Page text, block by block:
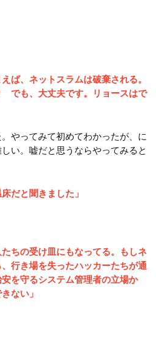
ば、ネットスラムは破棄される。
でも、大丈夫です。リョースはで
やってみて初めてわかったが、に
い。嘘だと思うならやってみると
だと聞きました」
たちの受け皿にもなってる。もしネ
行き場を失ったハッカーたちが通
を守るシステム管理者の立場か
ない」